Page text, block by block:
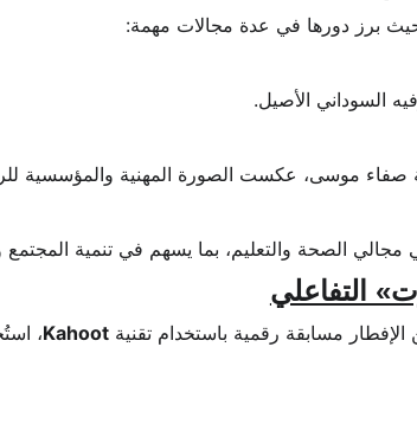
حيث برز دورها في عدة مجالات مهمة:
السوداني الأصيل.
صفاء موسى، عكست الصورة المهنية والمؤسسية
الصحة والتعليم، بما يسهم في تنمية المجتمع
التفاعلي
مسابقة رقمية باستخدام تقنية Kahoot،